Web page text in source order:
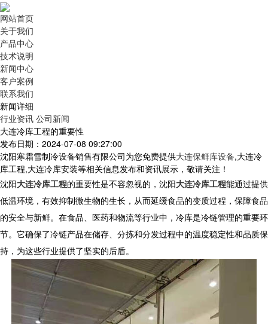
网站首页
关于我们
产品中心
技术说明
新闻中心
客户案例
联系我们
新闻详细
行业资讯 公司新闻
大连冷库工程的重要性
发布日期：2024-07-08 09:27:00
沈阳寒霜雪制冷设备销售有限公司为您免费提供大连保鲜库设备,大连冷
库工程,大连冷库安装等相关信息发布和资讯展示，敬请关注！
沈阳大连冷库工程的重要性是不容忽视的 ， 沈阳大连冷库工程能通过提供
低温环境，有效抑制微生物的生长，从而延缓食品的变质过程，保障食品
的安全与新鲜。在食品、医药和物流等行业中，冷库是冷链管理的重要环
节。它确保了冷链产品在储存、分拣和分发过程中的温度稳定性和品质保
持，为这些行业提供了坚实的后盾。